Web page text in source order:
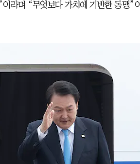
라며 “무엇보다 가치에 기반한 동맹”